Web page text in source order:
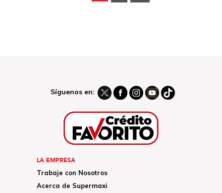
Síguenos en:
LA EMPRESA
Trabaje con Nosotros
Acerca de Supermaxi